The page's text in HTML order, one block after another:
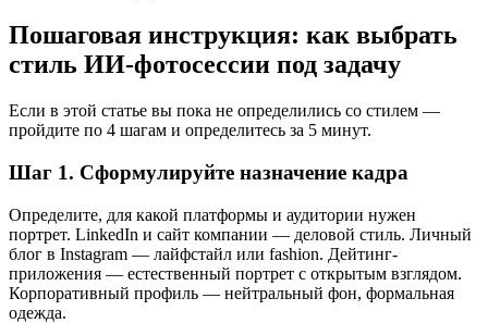
Пошаговая инструкция: как выбрать
стиль ИИ-фотосессии под задачу
Если в этой статье вы пока не определились со стилем —
пройдите по 4 шагам и определитесь за 5 минут.
Шаг 1. Сформулируйте назначение кадра
Определите, для какой платформы и аудитории нужен
портрет. LinkedIn и сайт компании — деловой стиль. Личный
блог в Instagram — лайфстайл или fashion. Дейтинг-
приложения — естественный портрет с открытым взглядом.
Корпоративный профиль — нейтральный фон, формальная
одежда.